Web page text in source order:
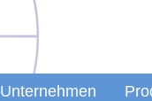
Unternehmen